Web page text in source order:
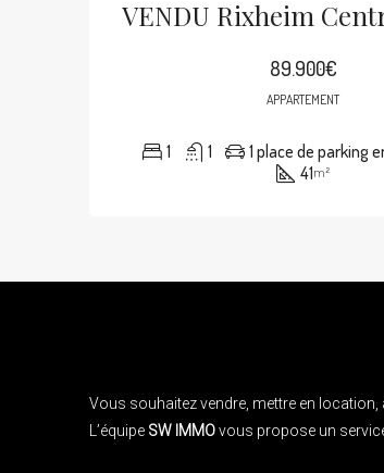
89.900€
APPARTEMENT
1 1
1 place de parking
41m²
Vous souhaitez vendre, mettre en location,
L’équipe SW IMMOvous propose un